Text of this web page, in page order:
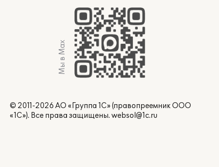
Мы в Max
© 2011-2026 АО «Группа 1С» (правопреемник ООО
«1С»). Все права защищены. websol@1c.ru